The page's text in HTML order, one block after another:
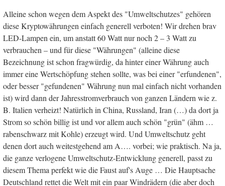
Alleine schon wegen dem Aspekt des "Umweltschutzes" gehören
diese Kryptowährungen einfach generell verboten! Wir drehen brav
LED-Lampen ein, um anstatt 60 Watt nur noch 2 – 3 Watt zu
verbrauchen – und für diese "Währungen" (alleine diese
Bezeichnung ist schon fragwürdig, da hinter einer Währung auch
immer eine Wertschöpfung stehen sollte, was bei einer "erfundenen",
oder besser "gefundenen" Währung nun mal einfach nicht vorhanden
ist) wird dann der Jahresstromverbrauch von ganzen Ländern wie z.
B. Italien verheizt! Natürlich in China, Russland, Iran (…) da dort ja
Strom so schön billig ist und vor allem auch schön "grün" (ähm …
rabenschwarz mit Kohle) erzeugt wird. Und Umweltschutz geht
denen dort auch weitestgehend am A…. vorbei; wie praktisch. Na ja,
die ganze verlogene Umweltschutz-Entwicklung generell, passt zu
diesem Thema perfekt wie die Faust auf's Auge … Die Hauptsache
Deutschland rettet die Welt mit ein paar Windrädern (die aber doch